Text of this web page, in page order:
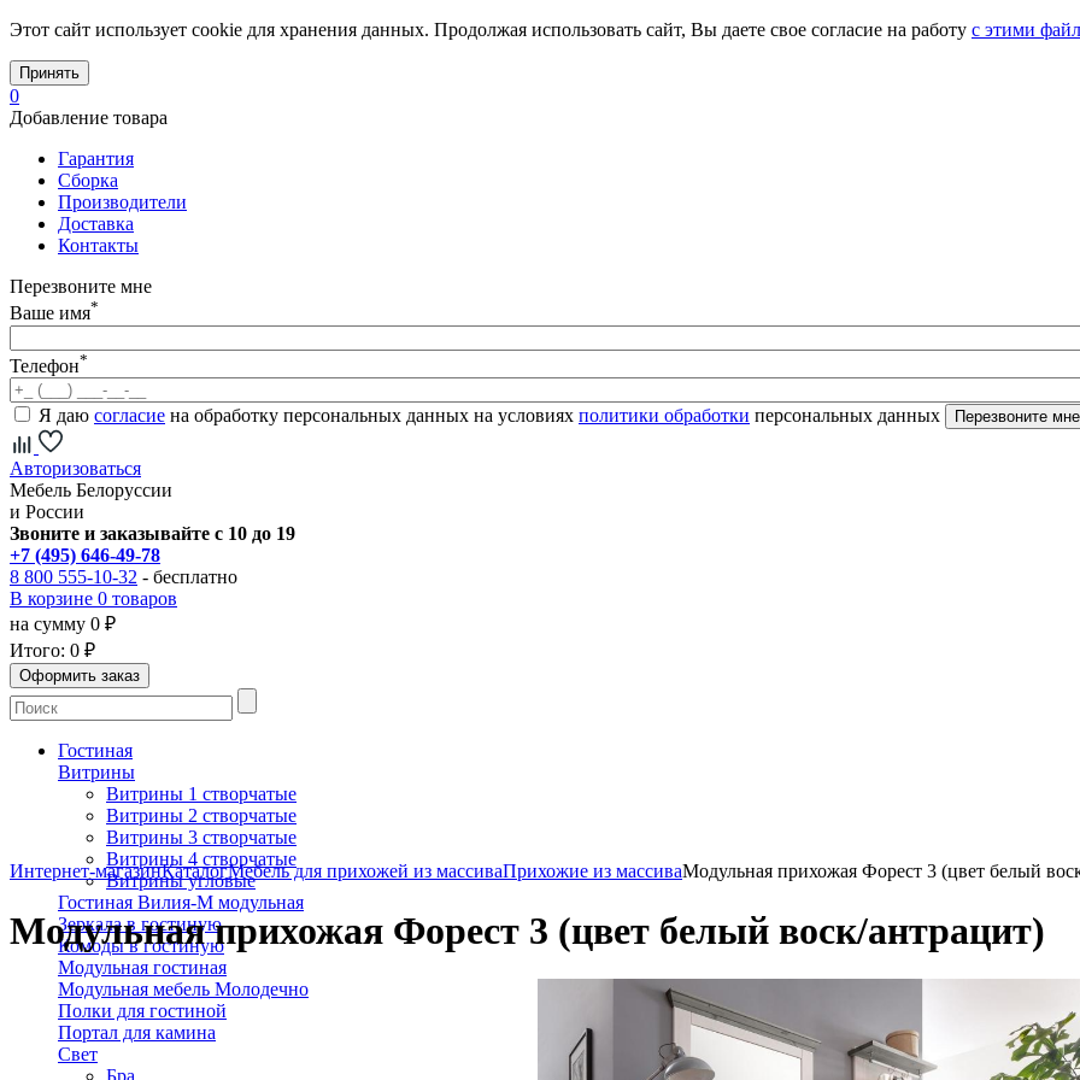
Этот сайт использует cookie для хранения данных. Продолжая использовать сайт, Вы даете свое согласие на работу с этими
Принять
0
Добавление товара
Гарантия
Сборка
Производители
Доставка
Контакты
Перезвоните мне
Ваше имя*
Телефон*
Я даю согласие на обработку персональных данных на условиях политики обработки персональных данных
Авторизоваться
Мебель Белоруссии
и России
Звоните и заказывайте с 10 до 19
+7 (495) 646-49-78
8 800 555-10-32 - бесплатно
В корзине 0 товаров
на сумму 0 ₽
Итого: 0 ₽
Гостиная
Витрины
Витрины 1 створчатые
Витрины 2 створчатые
Витрины 3 створчатые
Витрины 4 створчатые
Витрины угловые
Гостиная Вилия-М модульная
Зеркала в гостиную
Комоды в гостиную
Модульная гостиная
Модульная мебель Молодечно
Полки для гостиной
Портал для камина
Свет
Интернет-магазинКаталогМебель для прихожей из массиваПрихожие из массиваМодульная прихожая Форест 3 (цвет белый
Модульная прихожая Форест 3 (цвет белый воск/антрацит)